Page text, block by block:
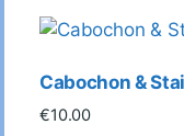
Cabochon &
€10.00